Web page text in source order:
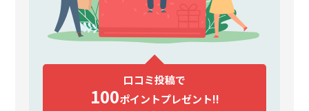
口コミ投稿で
100ポイントプレゼント!!